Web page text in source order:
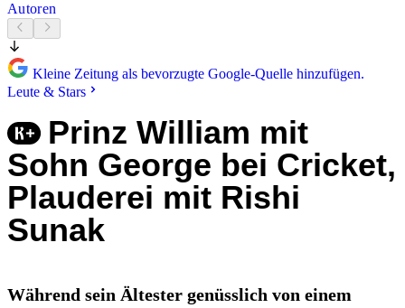
Autoren
Kleine Zeitung als bevorzugte Google-Quelle hinzufügen.
Leute & Stars
Prinz William mit
Sohn George bei Cricket,
Plauderei mit Rishi
Sunak
Während sein Ältester genüsslich von einem